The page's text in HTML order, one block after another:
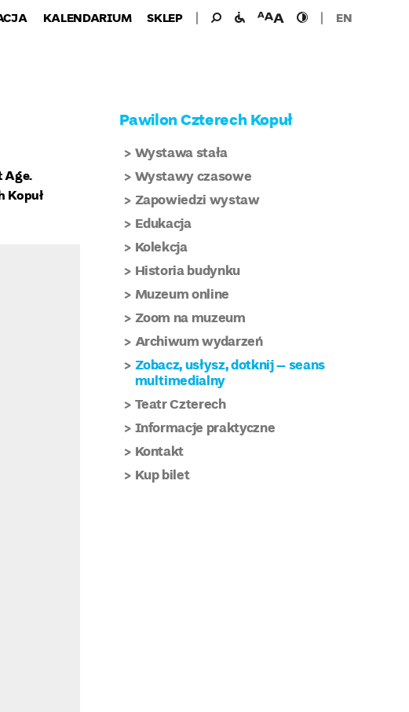
KALENDARIUM SKLEP Wyszukaj
Wyszukiwanie
dla:
udogodnieniawielkość
czcionki
wysoki
kontrast
EN
Age.
Kopuł
Pawilon Czterech Kopuł
Wystawa stała
Wystawy czasowe
Zapowiedzi wystaw
Edukacja
Kolekcja
Historia budynku
Muzeum online
Zoom na muzeum
Archiwum wydarzeń
Zobacz, usłysz, dotknij – seans
multimedialny
Teatr Czterech
Informacje praktyczne
Kontakt
Kup bilet